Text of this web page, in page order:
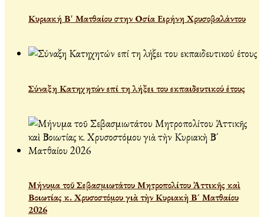
Κυριακή Β' Ματθαίου στην Οσία Ειρήνη Χρυσοβαλάντου
Σύναξη Κατηχητών επί τη λήξει του εκπαιδευτικού έτους
Μήνυμα τοῦ Σεβασμιωτάτου Μητροπολίτου Ἀττικῆς καὶ
Βοιωτίας κ. Χρυσοστόμου γιὰ τὴν Κυριακὴ Β´ Ματθαίου
2026